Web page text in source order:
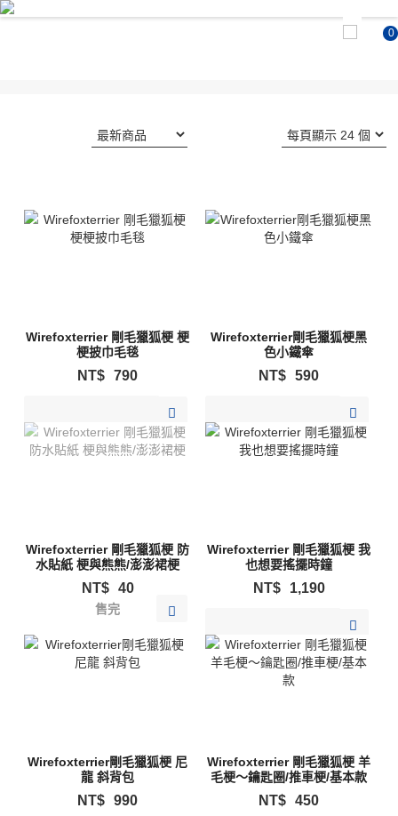
0
Wirefoxterrier 剛毛獵狐梗 梗
梗披巾毛毯
NT$ 790
Wirefoxterrier剛毛獵狐梗黑
色小鐵傘
NT$ 590
Wirefoxterrier 剛毛獵狐梗 防
水貼紙 梗與熊熊/澎澎裙梗
NT$ 40
售完
Wirefoxterrier 剛毛獵狐梗 我
也想要搖擺時鐘
NT$ 1,190
Wirefoxterrier剛毛獵狐梗 尼
龍 斜背包
NT$ 990
Wirefoxterrier 剛毛獵狐梗 羊
毛梗～鑰匙圈/推車梗/基本款
NT$ 450